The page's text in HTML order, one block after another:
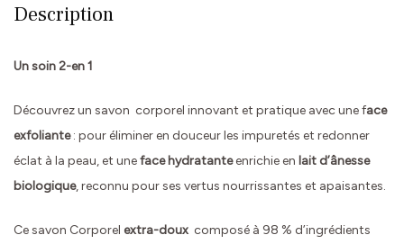
Description
Un soin 2-en 1
Découvrez un savon corporel innovant et pratique avec une face
exfoliante: pour éliminer en douceur les impuretés et redonner
éclat à la peau, et uneface hydratanteenrichie en lait d’ânesse
biologique, reconnu pour ses vertus nourrissantes et apaisantes.
Ce savon Corporel extra-doux composé à 98 % d’ingrédients